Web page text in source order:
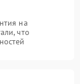
на
что